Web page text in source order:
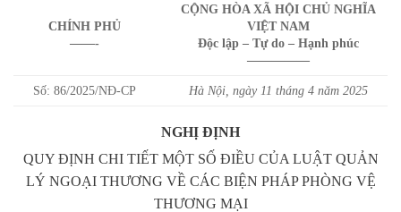
CHÍNH PHỦ
——-
CỘNG HÒA XÃ HỘI CHỦ NGHĨA
VIỆT NAM
Độc lập – Tự do – Hạnh phúc
—————
Số: 86/2025/NĐ-CP Hà Nội, ngày 11 tháng 4 năm 2025
NGHỊ ĐỊNH
QUY ĐỊNH CHI TIẾT MỘT SỐ ĐIỀU CỦA LUẬT QUẢN
LÝ NGOẠI THƯƠNG VỀ CÁC BIỆN PHÁP PHÒNG VỆ
THƯƠNG MẠI